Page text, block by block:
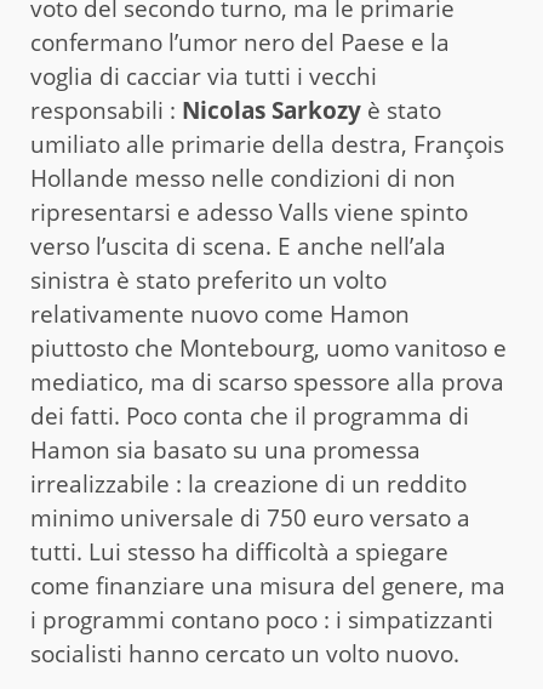
voto del secondo turno, ma le primarie
confermano l’umor nero del Paese e la
voglia di cacciar via tutti i vecchi
responsabili : Nicolas Sarkozy è stato
umiliato alle primarie della destra, François
Hollande messo nelle condizioni di non
ripresentarsi e adesso Valls viene spinto
verso l’uscita di scena. E anche nell’ala
sinistra è stato preferito un volto
relativamente nuovo come Hamon
piuttosto che Montebourg, uomo vanitoso e
mediatico, ma di scarso spessore alla prova
dei fatti. Poco conta che il programma di
Hamon sia basato su una promessa
irrealizzabile : la creazione di un reddito
minimo universale di 750 euro versato a
tutti. Lui stesso ha difficoltà a spiegare
come finanziare una misura del genere, ma
i programmi contano poco : i simpatizzanti
socialisti hanno cercato un volto nuovo.